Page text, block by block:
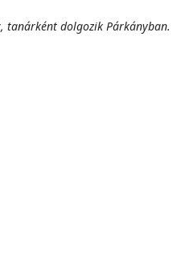
tanárként dolgozik Párkányban.